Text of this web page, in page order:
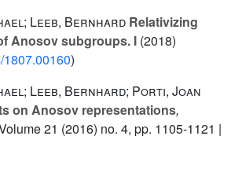
Leeb, Bernhard Relativizing
Anosov subgroups. I (2018)
1807.00160)
Leeb, Bernhard; Porti, Joan
on Anosov representations,
21 (2016) no. 4, pp. 1105-1121 |